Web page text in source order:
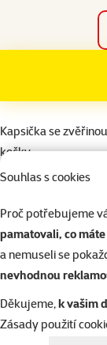
Souhlas s cookies
Proč potřebujeme
pamatovali, co
a nemuseli se
nevhodnou
Děkujeme,k vašim
Zásady použití
Kapsička Schmusy
Na začátek
Kapsička se
kočky.
Je obzvlášť výživná,
Krmný návod:
denně.
Složení: maso a
obiloviny (2% rýže),
Jakostní znaky:
popeloviny 2,5%,
kg, vitamín E